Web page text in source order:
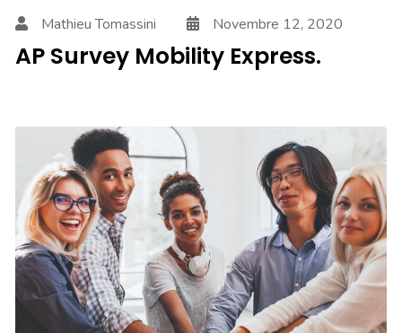
Mathieu Tomassini Novembre 12, 2020
AP Survey Mobility Express.